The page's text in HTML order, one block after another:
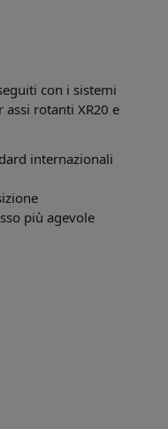
con i sistemi
assi rotanti XR20 e
internazionali
più agevole